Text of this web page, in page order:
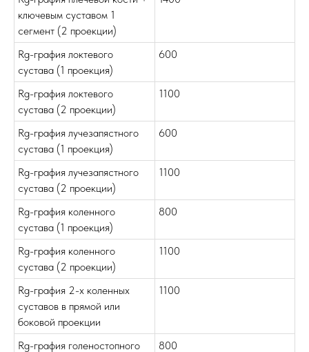
ключевым суставом 1
сегмент (2 проекции)
Rg-графия локтевого
сустава (1 проекция)
600
Rg-графия локтевого
сустава (2 проекции)
1100
Rg-графия лучезапястного
сустава (1 проекция)
600
Rg-графия лучезапястного
сустава (2 проекции)
1100
Rg-графия коленного
сустава (1 проекция)
800
Rg-графия коленного
сустава (2 проекции)
1100
Rg-графия 2-х коленных
суставов в прямой или
боковой проекции
1100
Rg-графия голеностопного
800